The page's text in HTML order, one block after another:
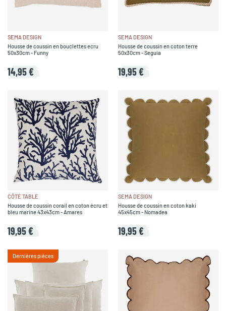
SEMA DESIGN
Housse de coussin en bouclettes ecru
50x30cm - Funny
14,95 €
SEMA DESIGN
Housse de coussin en coton terre
50x30cm - Seguia
19,95 €
CÔTÉ TABLE
Housse de coussin corail en coton écru et
bleu marine 43x43cm - Amares
19,95 €
SEMA DESIGN
Housse de coussin en coton kaki
45x45cm - Nomadea
19,95 €
Dernières pièces